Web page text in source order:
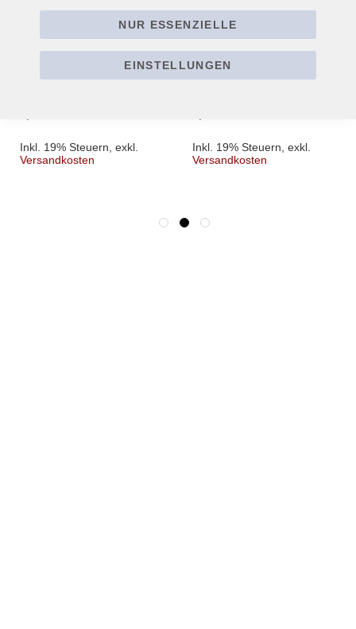
METALLICA - Hetfield
Guitar - Button /
Inkl. 19% Steuern exkl.
Versandkosten
MOTÖRHEAD -
Lemmys Bass - Patch /
Inkl. 19% Steuern exkl.
Versandkosten
NUR ESSENZIELLE
EINSTELLUNGEN